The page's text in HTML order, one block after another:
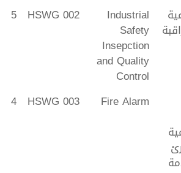
Industrial
Safety
Insepction
and Quality
Control
HSWG 002
5
Fire Alarm
HSWG 003
4